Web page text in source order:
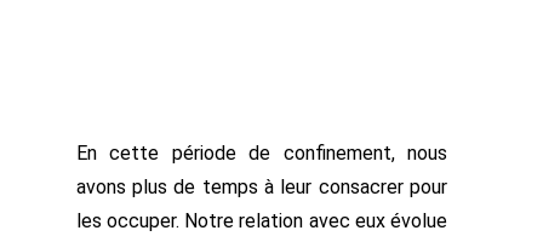
En cette période de confinement, nous
avons plus de temps à leur consacrer pour
les occuper. Notre relation avec eux évolue